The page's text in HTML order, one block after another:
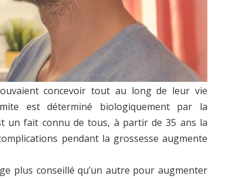
concevoir tout au long de leur vie
est déterminé biologiquement par la
un fait connu de tous, à partir de 35 ans la
pendant la grossesse augmente
plus conseillé qu’un autre pour augmenter